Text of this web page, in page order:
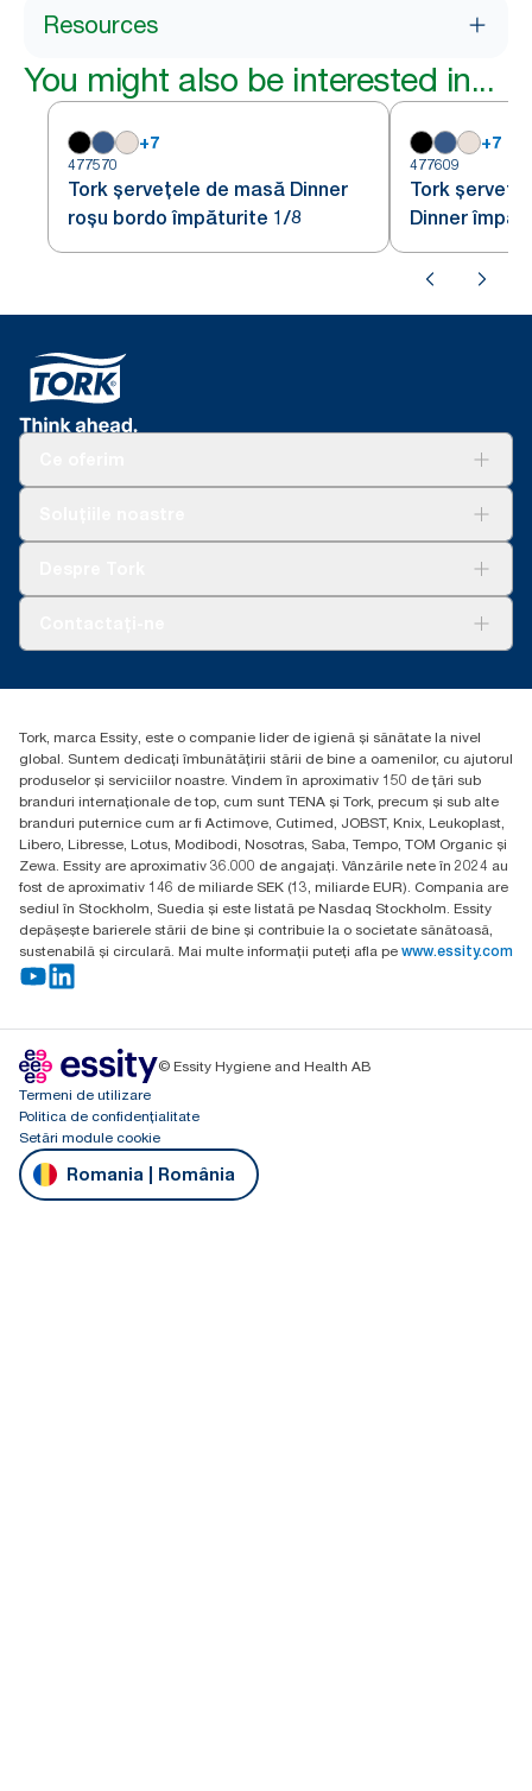
Resources
You might also be interested in...
+7
477570
Tork șervețele de masă Dinner
roșu bordo împăturite 1/8
+7
477609
Tork
Dinner
Essity Hungary Kft. Professional Hygiene
Budakeszi út 51.
Tork, marca Essity, este o companie lider de igienă și sănătate la nivel
global. Suntem dedicați îmbunătățirii stării de bine a oamenilor, cu ajutorul
produselor și serviciilor noastre. Vindem în aproximativ 150 de țări sub
branduri internaționale de top, cum sunt TENA și Tork, precum și sub alte
branduri puternice cum ar fi Actimove, Cutimed, JOBST, Knix, Leukoplast,
Libero, Libresse, Lotus, Modibodi, Nosotras, Saba, Tempo, TOM Organic și
Zewa. Essity are aproximativ 36.000 de angajați. Vânzările nete în 2024 au
fost de aproximativ 146 de miliarde SEK (13, miliarde EUR). Compania are
sediul în Stockholm, Suedia și este listată pe Nasdaq Stockholm. Essity
depășește barierele stării de bine și contribuie la o societate sănătoasă,
sustenabilă și circulară. Mai multe informații puteți afla pe www.essity.com
© Essity Hygiene and Health AB
Termeni de utilizare
Politica de confidențialitate
Setări module cookie
Romania | România